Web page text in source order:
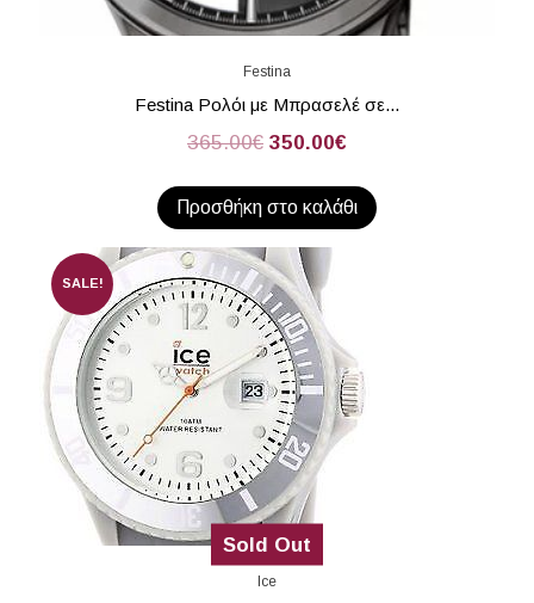
Festina
Festina Ρολόι με Μπρασελέ σε...
365.00€ 350.00€
Προσθήκη στο καλάθι
SALE!
Sold Out
Ice